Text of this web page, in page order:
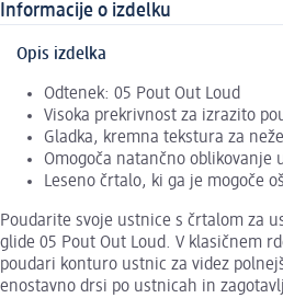
Informacije o izdelku
Opis izdelka
Odtenek: 05 Pout Out Loud
Visoka prekrivnost za izrazito
Gladka, kremna tekstura za
Omogoča natančno oblikovanje
Leseno črtalo, ki ga je mogoče
Poudarite svoje ustnice s črtalom za
glide 05 Pout Out Loud. V klasičnem
poudari konturo ustnic za videz
enostavno drsi po ustnicah in